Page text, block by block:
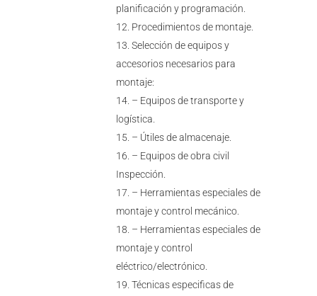
planificación y programación.
Procedimientos de montaje.
Selección de equipos y
accesorios necesarios para
montaje:
– Equipos de transporte y
logística.
– Útiles de almacenaje.
– Equipos de obra civil
Inspección.
– Herramientas especiales de
montaje y control mecánico.
– Herramientas especiales de
montaje y control
eléctrico/electrónico.
Técnicas especificas de